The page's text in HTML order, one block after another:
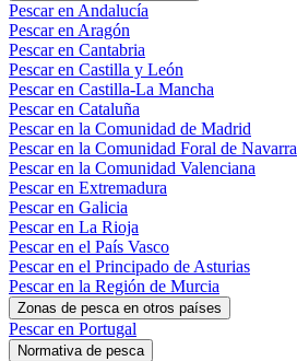
Pescar en Andalucía
Pescar en Aragón
Pescar en Cantabria
Pescar en Castilla y León
Pescar en Castilla-La Mancha
Pescar en Cataluña
Pescar en la Comunidad de Madrid
Pescar en la Comunidad Foral de Navarra
Pescar en la Comunidad Valenciana
Pescar en Extremadura
Pescar en Galicia
Pescar en La Rioja
Pescar en el País Vasco
Pescar en el Principado de Asturias
Pescar en la Región de Murcia
Zonas de pesca en otros países
Pescar en Portugal
Normativa de pesca